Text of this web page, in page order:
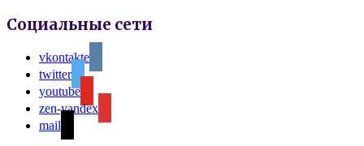
Социальные сети
vkontakte
twitter
youtube
zen-yandex
mail